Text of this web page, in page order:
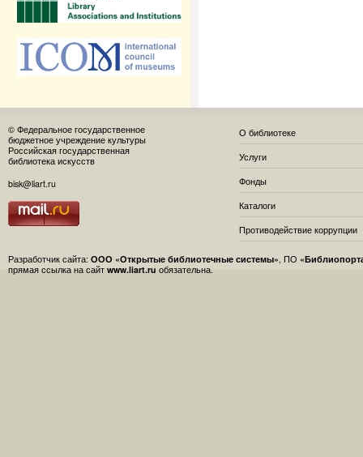
© Федеральное государственное
бюджетное учреждение культуры
Российская государственная
библиотека искусств
bisk@liart.ru
О библиотеке
Услуги
Фонды
Каталоги
Противодействие коррупции
Разработчик сайта: ООО «Открытые библиотечные системы» , ПО
прямая ссылка на сайт www.liart.ru обязательна.